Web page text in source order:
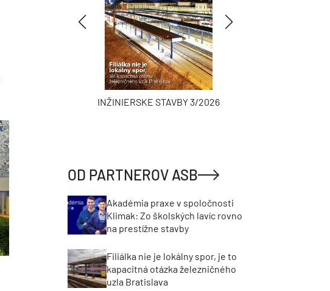
INŽINIERSKE STAVBY 3/2026
OD PARTNEROV ASB
Akadémia praxe v spoločnosti
Klimak: Zo školských lavíc rovno
na prestížne stavby
Filiálka nie je lokálny spor, je to
kapacitná otázka železničného
uzla Bratislava